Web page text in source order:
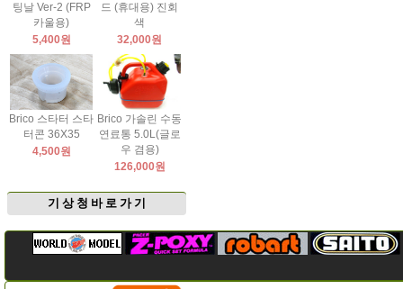
팅날 Ver-2 (FRP
카울용)
5,400원
드 (휴대용) 진회
색
32,000원
Brico 스타터 스타
터콘 36X35
4,500원
Brico 가솔린 수동
연료통 5.0L(글로
우 겸용)
126,000원
기 상 청 바 로 가 기